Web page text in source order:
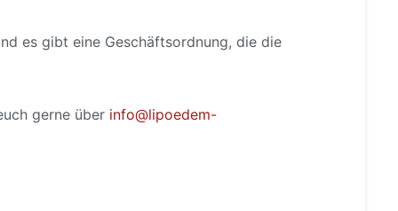
es gibt eine Geschäftsordnung, die die
gerne über info@lipoedem-